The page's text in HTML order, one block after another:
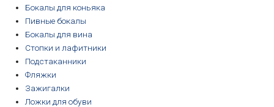
Бокалы для коньяка
Пивные бокалы
Бокалы для вина
Стопки и лафитники
Подстаканники
Фляжки
Зажигалки
Ложки для обуви